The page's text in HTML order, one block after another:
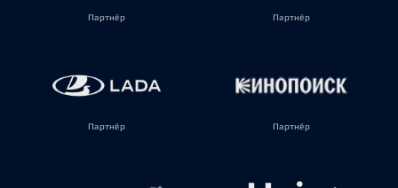
Партнёр Партнёр
Партнёр Партнёр